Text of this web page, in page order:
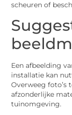
scheuren of
Een afbeelding
installatie kan
Overweeg foto’s
afzonderlijke
tuinomgeving.